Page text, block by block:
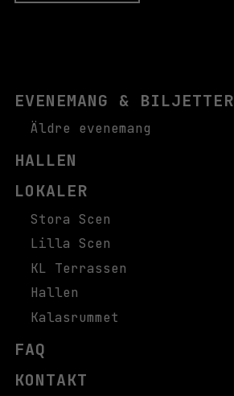
EVENEMANG & BILJETTER
Äldre evenemang
HALLEN
LOKALER
Stora Scen
Lilla Scen
KL Terrassen
Hallen
Kalasrummet
FAQ
KONTAKT